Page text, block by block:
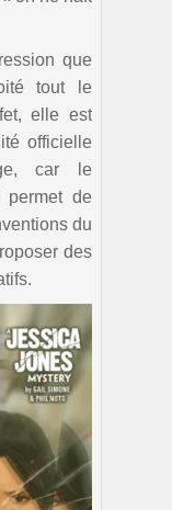
que
tout le
elle est
officielle
car le
permet de
du
des